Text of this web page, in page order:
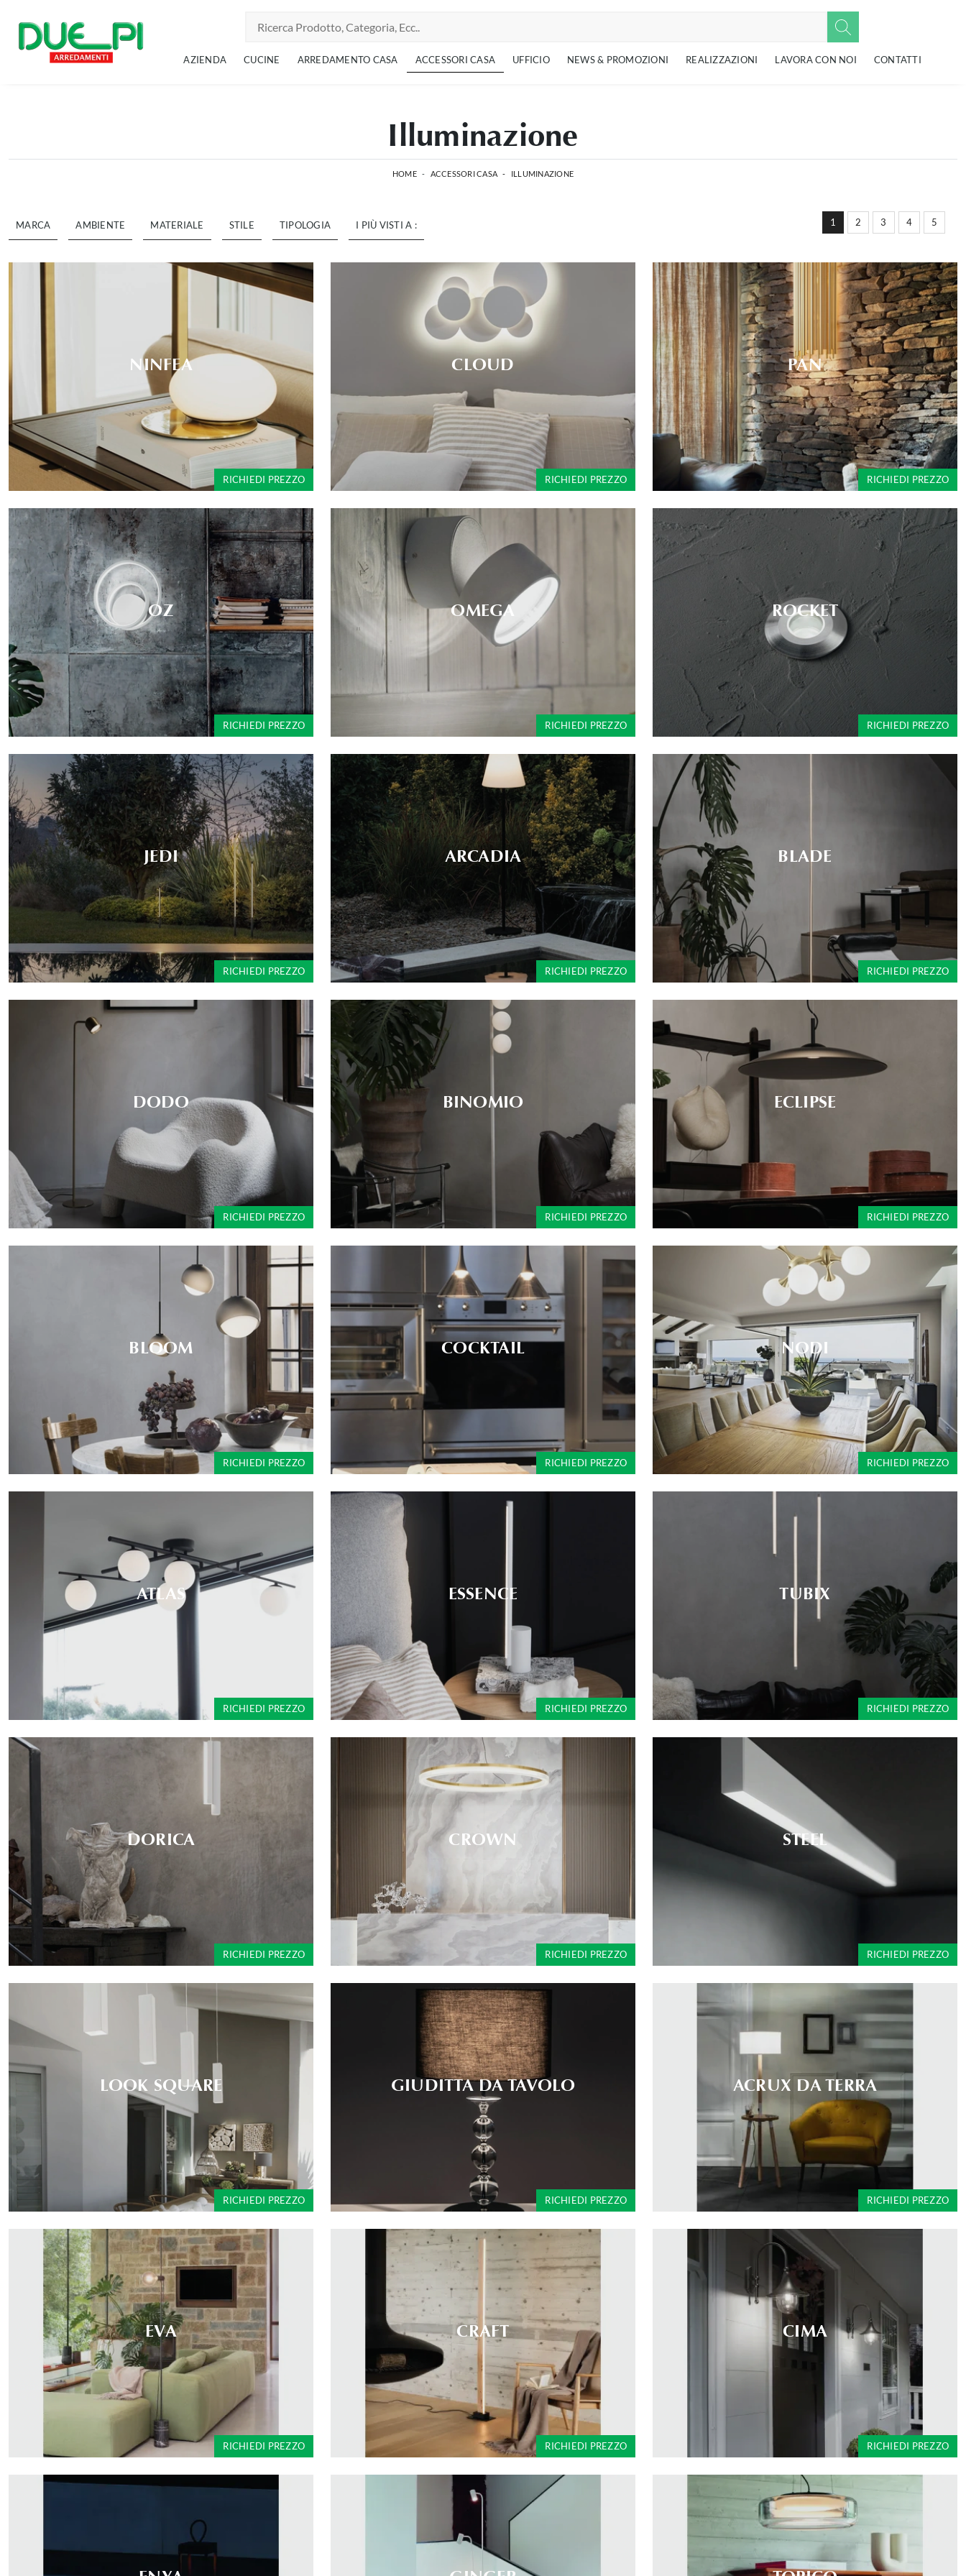
AZIENDA CUCINE ARREDAMENTO CASA ACCESSORI CASA UFFICIO NEWS & PROMOZIONI REALIZZAZIONI LAVORA CON NOI CONTATTI
Illuminazione
HOME - ACCESSORI CASA - ILLUMINAZIONE
MARCA AMBIENTE MATERIALE STILE TIPOLOGIA I PIÙ VISTI A : 1 2 3 4 5
NINFEA
RICHIEDI PREZZO
CLOUD
RICHIEDI PREZZO
PAN
RICHIEDI PREZZO
OZ
RICHIEDI PREZZO
OMEGA
RICHIEDI PREZZO
ROCKET
RICHIEDI PREZZO
JEDI
RICHIEDI PREZZO
ARCADIA
RICHIEDI PREZZO
BLADE
RICHIEDI PREZZO
DODO
RICHIEDI PREZZO
BINOMIO
RICHIEDI PREZZO
ECLIPSE
RICHIEDI PREZZO
BLOOM
RICHIEDI PREZZO
COCKTAIL
RICHIEDI PREZZO
NODI
RICHIEDI PREZZO
ATLAS
RICHIEDI PREZZO
ESSENCE
RICHIEDI PREZZO
TUBIX
RICHIEDI PREZZO
DORICA
RICHIEDI PREZZO
CROWN
RICHIEDI PREZZO
STEEL
RICHIEDI PREZZO
LOOK SQUARE
RICHIEDI PREZZO
GIUDITTA DA TAVOLO
RICHIEDI PREZZO
ACRUX DA TERRA
RICHIEDI PREZZO
EVA
RICHIEDI PREZZO
CRAFT
RICHIEDI PREZZO
CIMA
RICHIEDI PREZZO